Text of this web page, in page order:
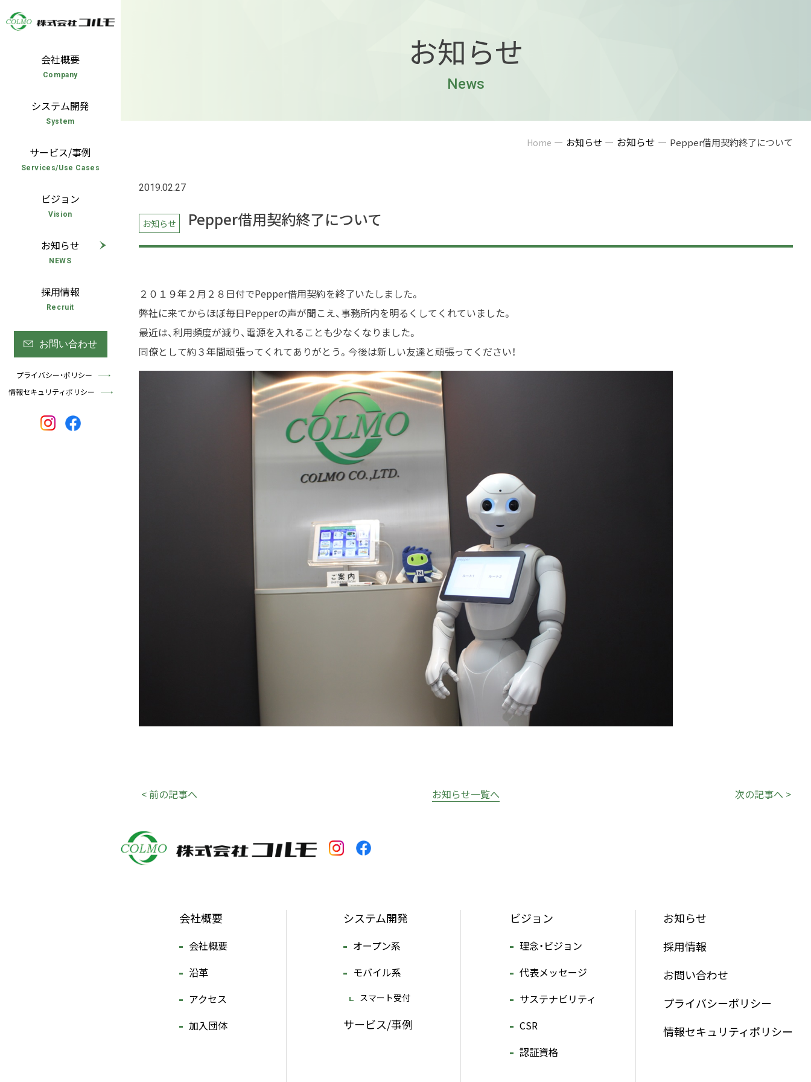
to
content
会社概要
Company
システム開発
System
サービス/事例
Services/Use Cases
ビジョン
Vision
お知らせ
NEWS
採用情報
Recruit
お問い合わせ
プライバシー・ポリシー
情報セキュリティポリシー
お知らせ
News
Home ー お知らせ ー お知らせ ー Pepper借用契約終了について
2019.02.27
お知らせ Pepper借用契約終了について
２０１９年２月２８日付でPepper借用契約を終了いたしました。
弊社に来てからほぼ毎日Pepperの声が聞こえ、事務所内を明るくしてくれていました。
最近は、利用頻度が減り、電源を入れることも少なくなりました。
同僚として約３年間頑張ってくれてありがとう。今後は新しい友達と頑張ってください！
< 前の記事へ お知らせ一覧へ 次の記事へ >
会社概要
会社概要
沿革
アクセス
加入団体
システム開発
オープン系
モバイル系
スマート受付
サービス/事例
ビジョン
理念・ビジョン
代表メッセージ
サステナビリティ
CSR
認証資格
お知らせ
採用情報
お問い合わせ
プライバシーポリシー
情報セキュリティポリシー